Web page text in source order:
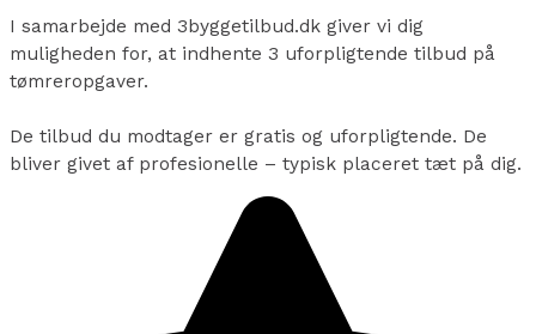
I samarbejde med 3byggetilbud.dk giver vi dig
muligheden for, at indhente 3 uforpligtende tilbud på
tømreropgaver.
De tilbud du modtager er gratis og uforpligtende. De
bliver givet af profesionelle – typisk placeret tæt på dig.